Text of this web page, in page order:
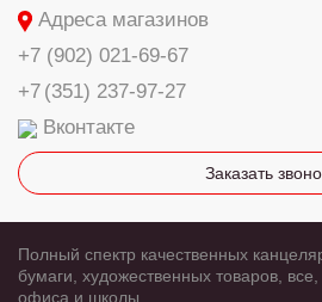
Адреса магазинов
+7 (902) 021-69-67
+7 (351) 237-97-27
Вконтакте
Заказать
Полный спектр качественных
бумаги, художественных товаров,
офиса и школы.